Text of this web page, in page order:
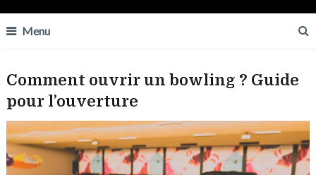
Menu
Comment ouvrir un bowling ? Guide
pour l’ouverture